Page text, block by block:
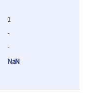
1
-
-
NaN